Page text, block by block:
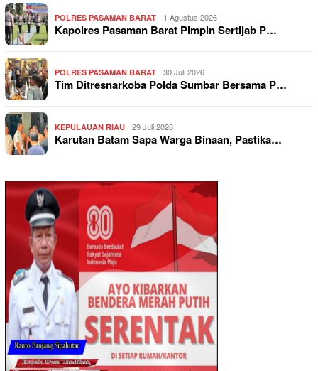
POLRES PASAMAN BARAT 1 Agustus 2026
Kapolres Pasaman Barat Pimpin Sertijab P…
POLRES PASAMAN BARAT 30 Juli 2026
Tim Ditresnarkoba Polda Sumbar Bersama P…
KEPULAUAN RIAU 29 Juli 2026
Karutan Batam Sapa Warga Binaan, Pastika…